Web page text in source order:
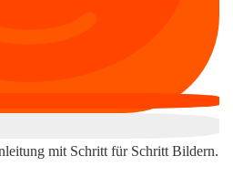
mit Schritt für Schritt Bildern.